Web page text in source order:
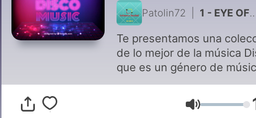
Patolin72 1 - EYE OF THE TIGER - (Survivor)
Te presentamos una
de lo mejor de la música
que es un género de
de baile y una subcultura
surgió en la década de
en la vida nocturnaHangerő